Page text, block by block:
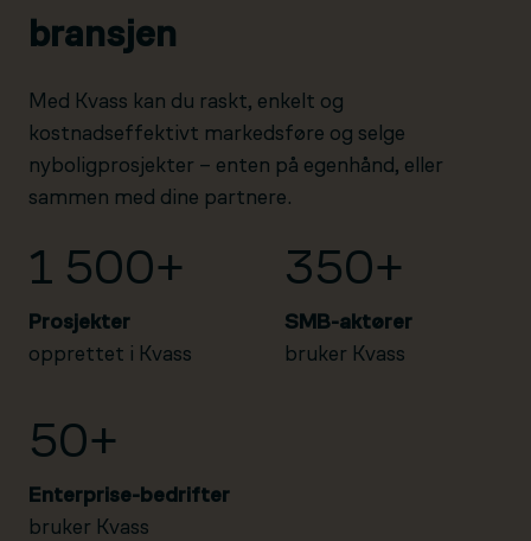
bransjen
Med Kvass kan du raskt, enkelt og
kostnadseffektivt markedsføre og selge
nyboligprosjekter – enten på egenhånd, eller
sammen med dine partnere.
1 500+
Prosjekter
opprettet i Kvass
350+
SMB-aktører
bruker Kvass
50+
Enterprise-bedrifter
bruker Kvass